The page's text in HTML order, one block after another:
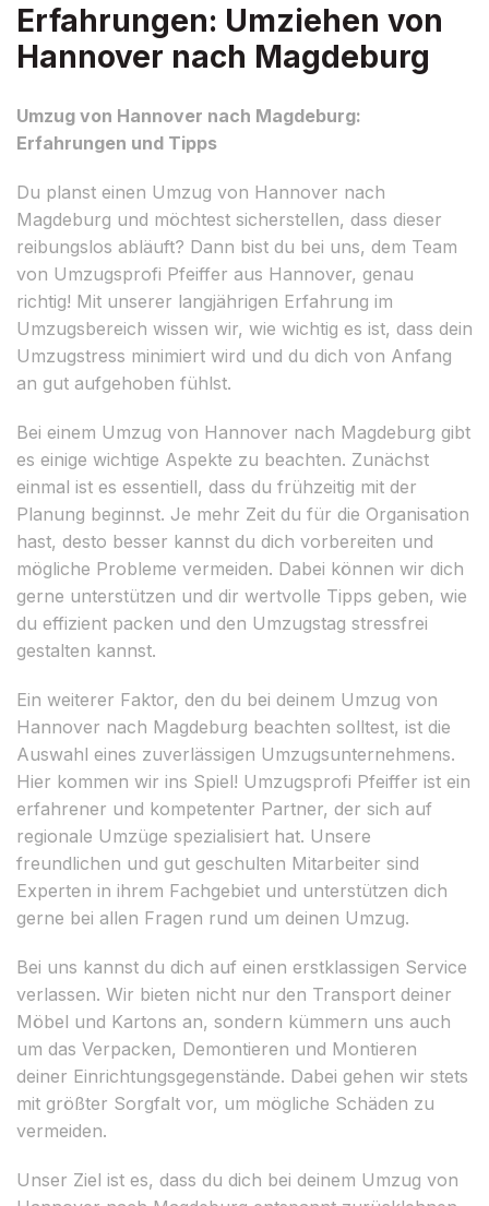
Erfahrungen: Umziehen von
Hannover nach Magdeburg
Umzug von Hannover nach Magdeburg:
Erfahrungen und Tipps
Du planst einen Umzug von Hannover nach
Magdeburg und möchtest sicherstellen, dass dieser
reibungslos abläuft? Dann bist du bei uns, dem Team
von Umzugsprofi Pfeiffer aus Hannover, genau
richtig! Mit unserer langjährigen Erfahrung im
Umzugsbereich wissen wir, wie wichtig es ist, dass dein
Umzugstress minimiert wird und du dich von Anfang
an gut aufgehoben fühlst.
Bei einem Umzug von Hannover nach Magdeburg gibt
es einige wichtige Aspekte zu beachten. Zunächst
einmal ist es essentiell, dass du frühzeitig mit der
Planung beginnst. Je mehr Zeit du für die Organisation
hast, desto besser kannst du dich vorbereiten und
mögliche Probleme vermeiden. Dabei können wir dich
gerne unterstützen und dir wertvolle Tipps geben, wie
du effizient packen und den Umzugstag stressfrei
gestalten kannst.
Ein weiterer Faktor, den du bei deinem Umzug von
Hannover nach Magdeburg beachten solltest, ist die
Auswahl eines zuverlässigen Umzugsunternehmens.
Hier kommen wir ins Spiel! Umzugsprofi Pfeiffer ist ein
erfahrener und kompetenter Partner, der sich auf
regionale Umzüge spezialisiert hat. Unsere
freundlichen und gut geschulten Mitarbeiter sind
Experten in ihrem Fachgebiet und unterstützen dich
gerne bei allen Fragen rund um deinen Umzug.
Bei uns kannst du dich auf einen erstklassigen Service
verlassen. Wir bieten nicht nur den Transport deiner
Möbel und Kartons an, sondern kümmern uns auch
um das Verpacken, Demontieren und Montieren
deiner Einrichtungsgegenstände. Dabei gehen wir stets
mit größter Sorgfalt vor, um mögliche Schäden zu
vermeiden.
Unser Ziel ist es, dass du dich bei deinem Umzug von